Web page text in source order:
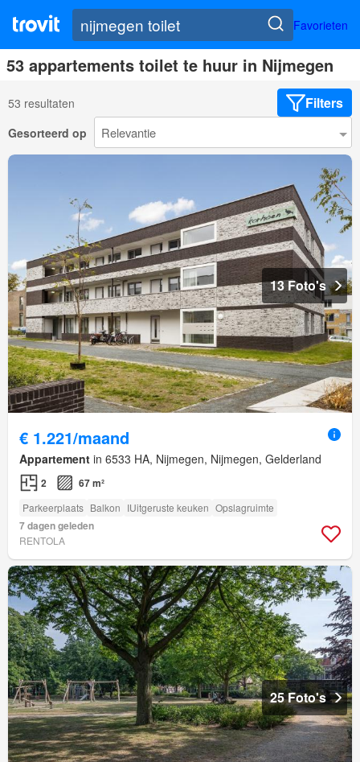
Favorieten
53 appartements toilet te huur in Nijmegen
53 resultaten Filters
Gesorteerd op
13 Foto's
€ 1.221/maand
Appartement in 6533 HA, Nijmegen, Nijmegen, Gelderland
2 67 m²
Parkeerplaats Balkon IUitgeruste keuken Opslagruimte
7 dagen geleden
RENTOLA
25 Foto's